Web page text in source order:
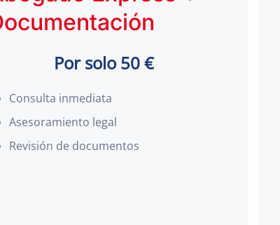
Por solo 50 €
Consulta inmediata
Asesoramiento legal
Revisión de documentos